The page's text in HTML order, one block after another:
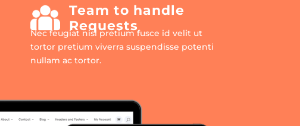
Team to handle
Requests
Nec feugiat nisl pretium fusce id velit ut
tortor pretium viverra suspendisse potenti
nullam ac tortor.